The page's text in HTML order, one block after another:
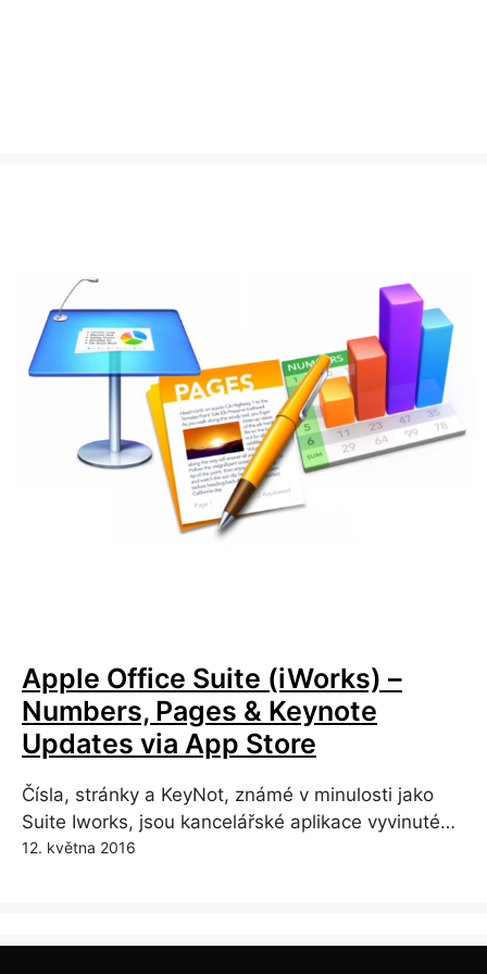
Apple Office Suite (iWorks) –
Numbers, Pages & Keynote
Updates via App Store
Čísla, stránky a KeyNot, známé v minulosti jako
Suite Iworks, jsou kancelářské aplikace vyvinuté…
12. května 2016